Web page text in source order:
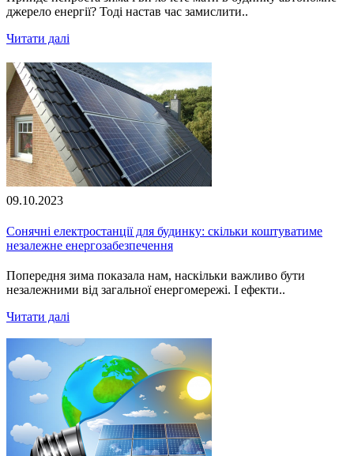
джерело енергії? Тоді настав час замислити..
Читати далі
09.10.2023
Сонячні електростанції для будинку: скільки коштуватиме
незалежне енергозабезпечення
Попередня зима показала нам, наскільки важливо бути
незалежними від загальної енергомережі. І ефекти..
Читати далі